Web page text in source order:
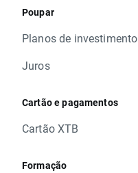
Poupar
Planos de investimento
Juros
Cartão e pagamentos
Cartão XTB
Formação